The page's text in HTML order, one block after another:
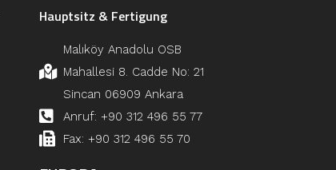
Hauptsitz & Fertigung
Malıköy Anadolu OSB
Mahallesi 8. Cadde No: 21
Sincan 06909 Ankara
Anruf: +90 312 496 55 77
Fax: +90 312 496 55 70